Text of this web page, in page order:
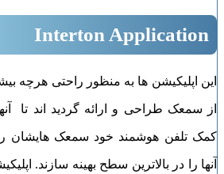
Interton Application
این اپلیکیشن ها به منظور راحتی هرچه
از سمعک طراحی و ارائه گردید اند تا
کمک تلفن هوشمند خود سمعک هایشان